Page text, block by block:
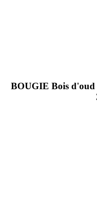
BOUGIE Bois